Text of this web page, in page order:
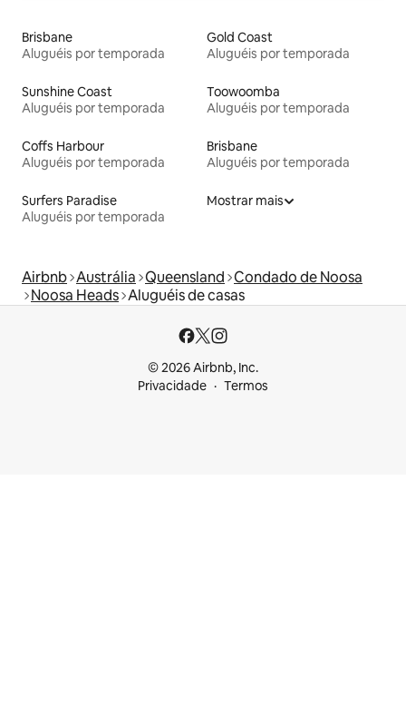
Brisbane
Aluguéis por temporada
Gold Coast
Aluguéis por temporada
Sunshine Coast
Aluguéis por temporada
Toowoomba
Aluguéis por temporada
Coffs Harbour
Aluguéis por temporada
Brisbane
Aluguéis por temporada
Surfers Paradise
Aluguéis por temporada
Mostrar mais
Airbnb Austrália Queensland Condado de Noosa
Noosa Heads Aluguéis de casas
© 2026 Airbnb, Inc.
Privacidade
Termos